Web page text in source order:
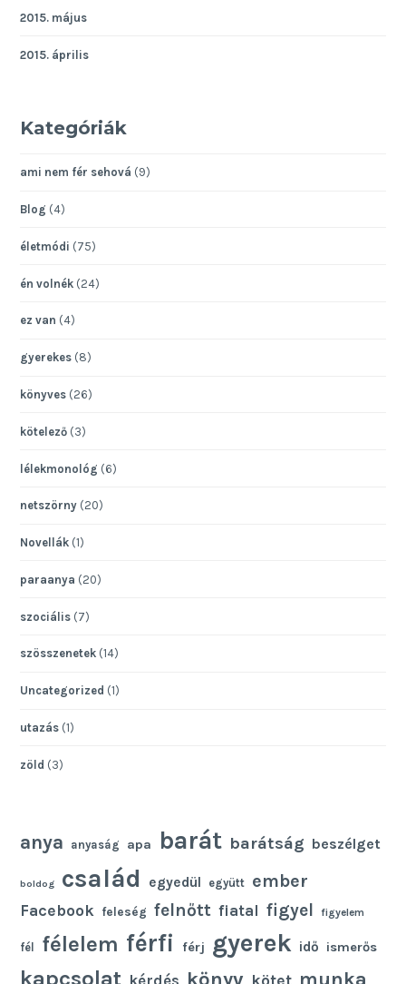
2015. május
2015. április
Kategóriák
ami nem fér sehová (9)
Blog (4)
életmódi (75)
én volnék (24)
ez van (4)
gyerekes (8)
könyves (26)
kötelező (3)
lélekmonológ (6)
netszörny (20)
Novellák (1)
paraanya (20)
szociális (7)
szösszenetek (14)
Uncategorized (1)
utazás (1)
zöld (3)
anya anyaság apa barát barátság beszélget
boldog család egyedül együtt ember
Facebook feleség felnőtt fiatal figyel figyelem
fél félelem férfi férj gyerek idő ismerős
kapcsolat munka